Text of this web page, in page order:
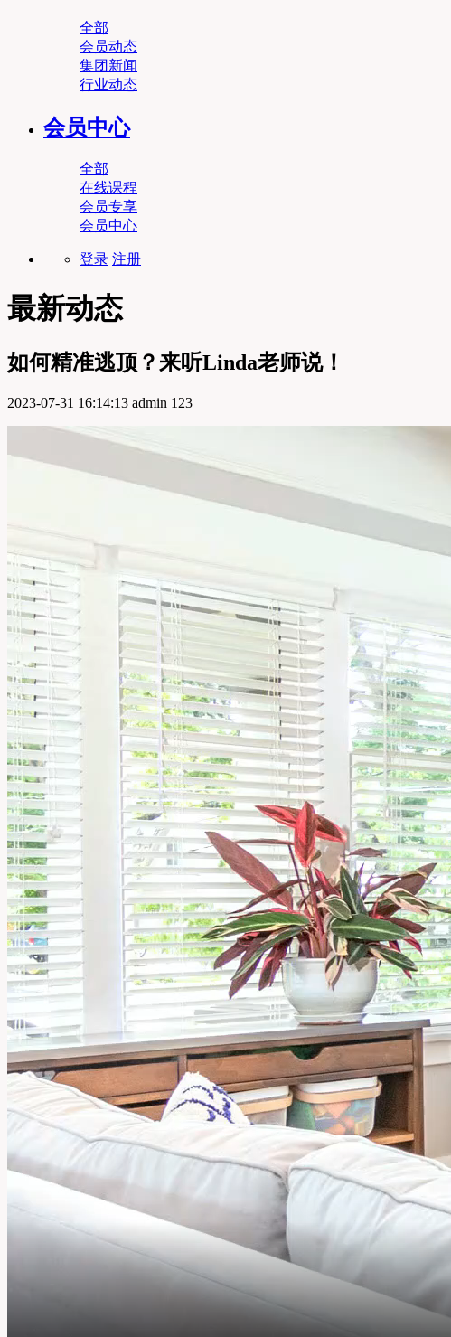
全部
会员动态
集团新闻
行业动态
会员中心
全部
在线课程
会员专享
会员中心
登录 注册
最新动态
如何精准逃顶？来听Linda老师说！
2023-07-31 16:14:13 admin 123